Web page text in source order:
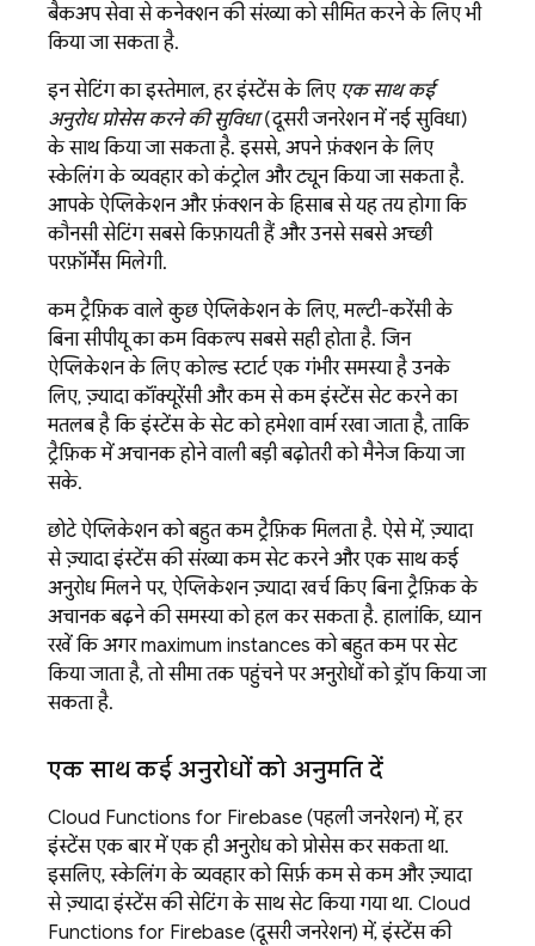
बैकअप सेवा से कनेक्शन की संख्या को सीमित करने के लिए भी
किया जा सकता है.
इन सेटिंग का इस्तेमाल, हर इंस्टेंस के लिए एक साथ कई
अनुरोध प्रोसेस करने की सुविधा(दूसरी जनरेशन में नई सुविधा)
के साथ किया जा सकता है. इससे, अपने फ़ंक्शन के लिए
स्केलिंग के व्यवहार को कंट्रोल और ट्यून किया जा सकता है.
आपके ऐप्लिकेशन और फ़ंक्शन के हिसाब से यह तय होगा कि
कौनसी सेटिंग सबसे किफ़ायती हैं और उनसे सबसे अच्छी
परफ़ॉर्मेंस मिलेगी.
कम ट्रैफ़िक वाले कुछ ऐप्लिकेशन के लिए, मल्टी-करेंसी के
बिना सीपीयू का कम विकल्प सबसे सही होता है. जिन
ऐप्लिकेशन के लिए कोल्ड स्टार्ट एक गंभीर समस्या है उनके
लिए, ज़्यादा कॉंक्यूरेंसी और कम से कम इंस्टेंस सेट करने का
मतलब है कि इंस्टेंस के सेट को हमेशा वार्म रखा जाता है, ताकि
ट्रैफ़िक में अचानक होने वाली बड़ी बढ़ोतरी को मैनेज किया जा
सके.
छोटे ऐप्लिकेशन को बहुत कम ट्रैफ़िक मिलता है. ऐसे में, ज़्यादा
से ज़्यादा इंस्टेंस की संख्या कम सेट करने और एक साथ कई
अनुरोध मिलने पर, ऐप्लिकेशन ज़्यादा खर्च किए बिना ट्रैफ़िक के
अचानक बढ़ने की समस्या को हल कर सकता है. हालांकि, ध्यान
रखें कि अगर maximum instances को बहुत कम पर सेट
किया जाता है, तो सीमा तक पहुंचने पर अनुरोधों को ड्रॉप किया जा
सकता है.
एक साथ कई अनुरोधों को अनुमति दें
Cloud Functions for Firebase (पहली जनरेशन) में, हर
इंस्टेंस एक बार में एक ही अनुरोध को प्रोसेस कर सकता था.
इसलिए, स्केलिंग के व्यवहार को सिर्फ़ कम से कम और ज़्यादा
से ज़्यादा इंस्टेंस की सेटिंग के साथ सेट किया गया था. Cloud
Functions for Firebase (दूसरी जनरेशन) में, इंस्टेंस की